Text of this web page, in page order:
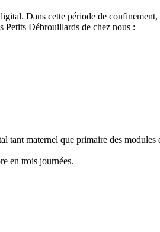
Dans cette période de
Petits Débrouillards de chez nous :
tant maternel que primaire des
en trois journées.